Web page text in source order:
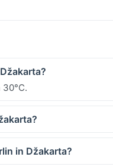
in Džakarta?